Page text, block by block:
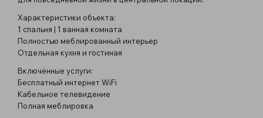
Характеристики объекта:
1 спальня | 1 ванная комната
Полностью меблированный интерьер
Отдельная кухня и гостиная
Включённые услуги:
Бесплатный интернет WiFi
Кабельное телевидение
Полная меблировка